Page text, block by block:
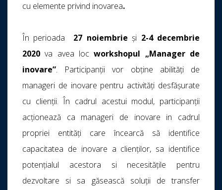
cu elemente privind inovarea.
În perioada 27 noiembrie și 2-4 decembrie
2020 va avea locworkshopul „Manager de
inovare”. Participanții vor obține abilități de
manageri de inovare pentru activități desfășurate
cu clienții. În cadrul acestui modul, participanții
acționează ca manageri de inovare in cadrul
propriei entități care încearcă să identifice
capacitatea de inovare a clienților, sa identifice
potențialul acestora si necesitățile pentru
dezvoltare si sa găsească soluții de transfer